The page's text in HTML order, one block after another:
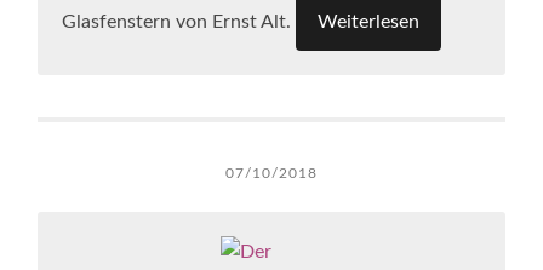
Glasfenstern von Ernst Alt. Weiterlesen
07/10/2018